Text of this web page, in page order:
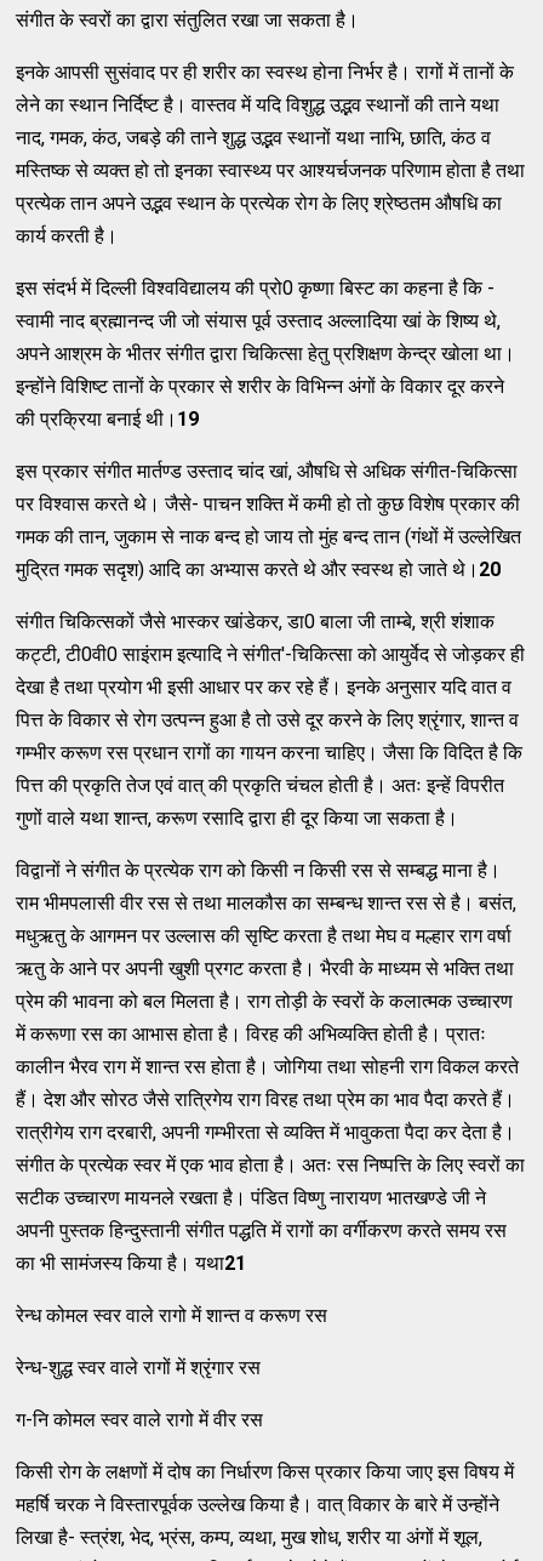
संगीत के स्वरों का द्वारा संतुलित रखा जा सकता है।
इनके आपसी सुसंवाद पर ही शरीर का स्वस्थ होना निर्भर है। रागों में तानों के
लेने का स्थान निर्दिष्ट है। वास्तव में यदि विशुद्ध उद्भव स्थानों की ताने यथा
नाद, गमक, कंठ, जबड़े की ताने शुद्ध उद्भव स्थानों यथा नाभि, छाति, कंठ व
मस्तिष्क से व्यक्त हो तो इनका स्वास्थ्य पर आश्यर्चजनक परिणाम होता है तथा
प्रत्येक तान अपने उद्भव स्थान के प्रत्येक रोग के लिए श्रेष्ठतम औषधि का
कार्य करती है।
इस संदर्भ में दिल्ली विश्वविद्यालय की प्रो0 कृष्णा बिस्ट का कहना है कि -
स्वामी नाद ब्रह्मानन्द जी जो संयास पूर्व उस्ताद अल्लादिया खां के शिष्य थे,
अपने आश्रम के भीतर संगीत द्वारा चिकित्सा हेतु प्रशिक्षण केन्द्र खोला था।
इन्होंने विशिष्ट तानों के प्रकार से शरीर के विभिन्न अंगों के विकार दूर करने
की प्रक्रिया बनाई थी। 19
इस प्रकार संगीत मार्तण्ड उस्ताद चांद खां, औषधि से अधिक संगीत-चिकित्सा
पर विश्वास करते थे। जैसे- पाचन शक्ति में कमी हो तो कुछ विशेष प्रकार की
गमक की तान, जुकाम से नाक बन्द हो जाय तो मुंह बन्द तान (गंथों में उल्लेखित
मुद्रित गमक सदृश) आदि का अभ्यास करते थे और स्वस्थ हो जाते थे। 20
संगीत चिकित्सकों जैसे भास्कर खांडेकर, डा0 बाला जी ताम्बे, श्री शंशाक
कट्टी, टी0वी0 साइंराम इत्यादि ने संगीत'-चिकित्सा को आयुर्वेद से जोड़कर ही
देखा है तथा प्रयोग भी इसी आधार पर कर रहे हैं। इनके अनुसार यदि वात व
पित्त के विकार से रोग उत्पन्न हुआ है तो उसे दूर करने के लिए श्रृंगार, शान्त व
गम्भीर करूण रस प्रधान रागों का गायन करना चाहिए। जैसा कि विदित है कि
पित्त की प्रकृति तेज एवं वात् की प्रकृति चंचल होती है। अतः इन्हें विपरीत
गुणों वाले यथा शान्त, करूण रसादि द्वारा ही दूर किया जा सकता है।
विद्वानों ने संगीत के प्रत्येक राग को किसी न किसी रस से सम्बद्ध माना है।
राम भीमपलासी वीर रस से तथा मालकौस का सम्बन्ध शान्त रस से है। बसंत,
मधुऋतु के आगमन पर उल्लास की सृष्टि करता है तथा मेघ व मल्हार राग वर्षा
ऋतु के आने पर अपनी खुशी प्रगट करता है। भैरवी के माध्यम से भक्ति तथा
प्रेम की भावना को बल मिलता है। राग तोड़ी के स्वरों के कलात्मक उच्चारण
में करूणा रस का आभास होता है। विरह की अभिव्यक्ति होती है। प्रातः
कालीन भैरव राग में शान्त रस होता है। जोगिया तथा सोहनी राग विकल करते
हैं। देश और सोरठ जैसे रात्रिगेय राग विरह तथा प्रेम का भाव पैदा करते हैं।
रात्रीगेय राग दरबारी, अपनी गम्भीरता से व्यक्ति में भावुकता पैदा कर देता है।
संगीत के प्रत्येक स्वर में एक भाव होता है। अतः रस निष्पत्ति के लिए स्वरों का
सटीक उच्चारण मायनले रखता है। पंडित विष्णु नारायण भातखण्डे जी ने
अपनी पुस्तक हिन्दुस्तानी संगीत पद्धति में रागों का वर्गीकरण करते समय रस
का भी सामंजस्य किया है। यथा21
रेन्ध कोमल स्वर वाले रागो में शान्त व करूण रस
रेन्ध-शुद्ध स्वर वाले रागों में श्रृंगार रस
ग-नि कोमल स्वर वाले रागो में वीर रस
किसी रोग के लक्षणों में दोष का निर्धारण किस प्रकार किया जाए इस विषय में
महर्षि चरक ने विस्तारपूर्वक उल्लेख किया है। वात् विकार के बारे में उन्होंने
लिखा है- स्त्रंश, भेद, भ्रंस, कम्प, व्यथा, मुख शोध, शरीर या अंगों में शूल,